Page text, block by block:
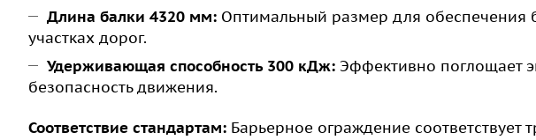
Длина балки 4320 мм: Оптимальный размер для обеспечения
участках дорог.
Удерживающая способность 300 кДж: Эффективно поглощает
безопасность движения.
Соответствие стандартам: Барьерное ограждение соответствует